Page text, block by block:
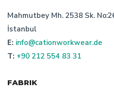
Mahmutbey Mh. 2538 Sk.
İstanbul
E: info@cationworkwear.de
T: +90 212 554 83 31
FABRIK